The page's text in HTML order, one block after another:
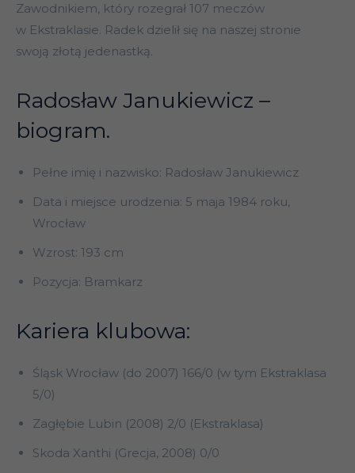
Zawodnikiem, który rozegrał 107 meczów
w Ekstraklasie. Radek dzielił się na naszej stronie
swoją złotą jedenastką.
Radosław Janukiewicz –
biogram.
Pełne imię i nazwisko: Radosław Janukiewicz
Data i miejsce urodzenia: 5 maja 1984 roku,
Wrocław
Wzrost: 193 cm
Pozycja: Bramkarz
Kariera klubowa:
Śląsk Wrocław (do 2007) 166/0 (w tym Ekstraklasa
5/0)
Zagłębie Lubin (2008) 2/0 (Ekstraklasa)
Skoda Xanthi (Grecja, 2008) 0/0